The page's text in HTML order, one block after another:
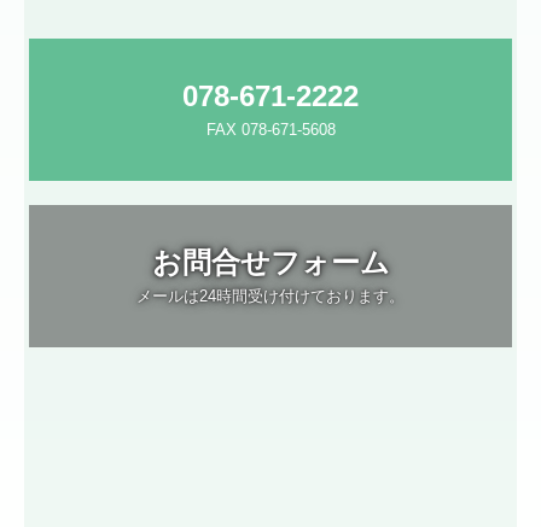
078-671-2222
FAX 078-671-5608
お問合せフォーム
メールは24時間受け付けております。